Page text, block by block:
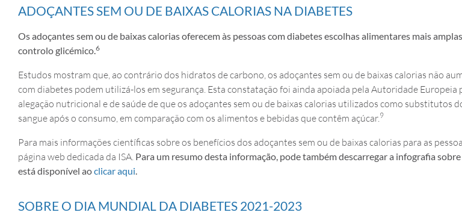
ADOÇANTES SEM OU DE BAIXAS CALORIAS NA DIABETES
Os adoçantes sem ou de baixas calorias oferecem às pessoas com diabetes escolhas alimentares mais
controlo glicémico.6
Estudos mostram que, ao contrário dos hidratos de carbono, os adoçantes sem ou de baixas calorias não
com diabetes podem utilizá-los em segurança. Esta constatação foi ainda apoiada pela Autoridade Europeia
alegação nutricional e de saúde de que os adoçantes sem ou de baixas calorias utilizados como substitutos
sangue após o consumo, em comparação com os alimentos e bebidas que contêm açúcar.9
Para mais informações científicas sobre os benefícios dos adoçantes sem ou de baixas calorias para as
página web dedicada da ISA. Para um resumo desta informação, pode também descarregar a infografia
está disponível aoclicar aqui.
SOBRE O DIA MUNDIAL DA DIABETES 2021-2023